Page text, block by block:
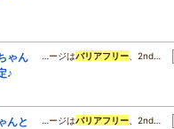
ゃん
♪
…ージはバリアフリー 、2nd…
んと
…ージはバリアフリー 、2nd…